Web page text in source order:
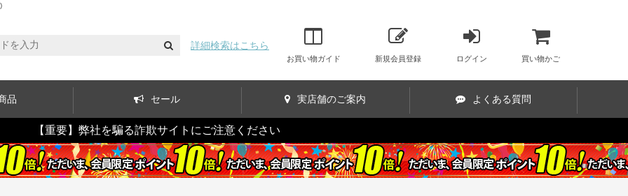
詳細検索はこちら
お買い物ガイド 新規会員登録 ログイン 買い物かご
品 セール 実店舗のご案内 よくある質問
【重要】弊社を騙る詐欺サイトにご注意ください